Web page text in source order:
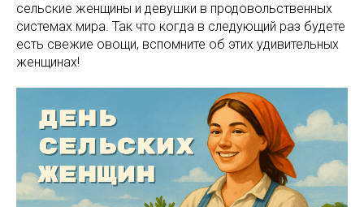
сельские женщины и девушки в продовольственных
системах мира. Так что когда в следующий раз будете
есть свежие овощи, вспомните об этих удивительных
женщинах!